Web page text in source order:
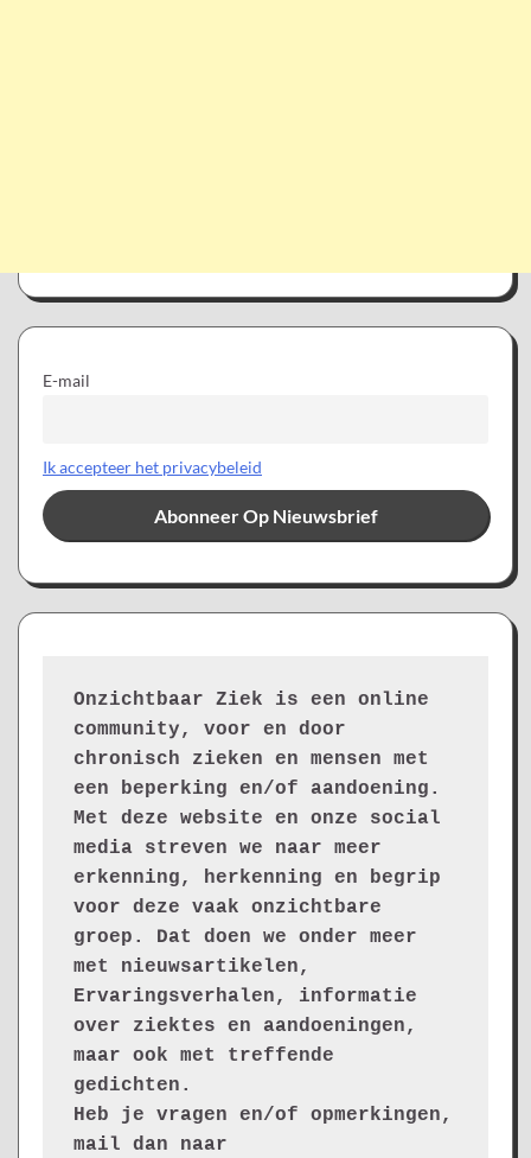
E-mail
Ik accepteer het privacybeleid
Onzichtbaar Ziek is een online
community, voor en door
chronisch zieken en mensen met
een beperking en/of aandoening.
Met deze website en onze social
media streven we naar meer
erkenning, herkenning en begrip
voor deze vaak onzichtbare
groep. Dat doen we onder meer
met nieuwsartikelen,
Ervaringsverhalen, informatie
over ziektes en aandoeningen,
maar ook met treffende
gedichten.
Heb je vragen en/of opmerkingen,
mail dan naar